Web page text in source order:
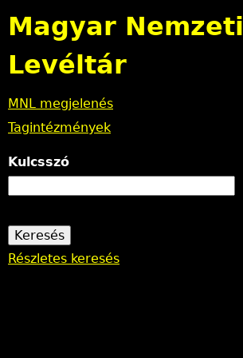
Jump to navigation
Magyar Nemzeti
Levéltár
Kulcsszó
Részletes keresés
MNL megjelenés
Tagintézmények